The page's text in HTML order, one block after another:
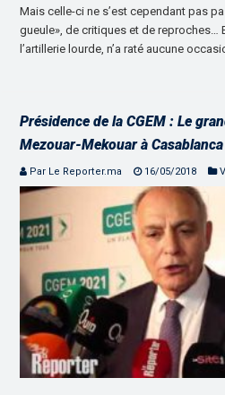
Mais celle-ci ne s’est cependant pas
gueule», de critiques et de reproches…
l’artillerie lourde, n’a raté aucune
Présidence de la CGEM : Le
Mezouar-Mekouar à Casablanca
Par Le Reporter.ma 16/05/2018